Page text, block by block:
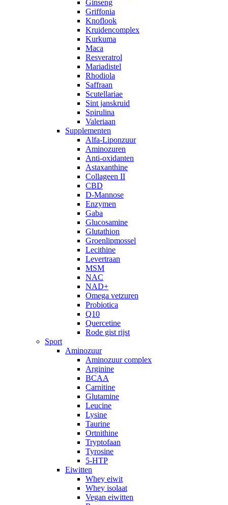
Ginseng
Griffonia
Knoflook
Kruidencomplex
Kurkuma
Maca
Resveratrol
Mariadistel
Rhodiola
Saffraan
Scutellariae
Sint janskruid
Spirulina
Valeriaan
Supplementen
Alfa-Liponzuur
Aminozuren
Anti-oxidanten
Astaxanthine
Collageen II
CBD
D-Mannose
Enzymen
Gaba
Glucosamine
Glutathion
Groenlipmossel
Lecithine
Levertraan
MSM
NAC
NAD+
Omega vetzuren
Probiotica
Q10
Quercetine
Rode gist rijst
Sport
Aminozuur
Aminozuur complex
Arginine
BCAA
Carnitine
Glutamine
Leucine
Lysine
Taurine
Ortnithine
Tryptofaan
Tyrosine
5-HTP
Eiwitten
Whey eiwit
Whey isolaat
Vegan eiwitten